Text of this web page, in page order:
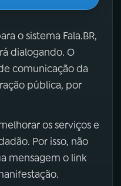
o sistema Fala.BR,
dialogando. O
comunicação da
pública, por
os serviços e
Por isso, não
mensagem o link